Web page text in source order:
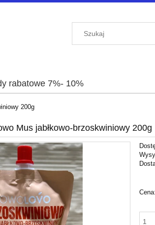
rabatowe 7%- 10%
200g
Mus jabłkowo-brzoskwiniowy 200g
Cena: